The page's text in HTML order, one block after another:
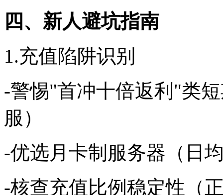
四、新人避坑指南
1.充值陷阱识别
-警惕"首冲十倍返利"类
服）
-优选月卡制服务器（日
-核查充值比例稳定性（